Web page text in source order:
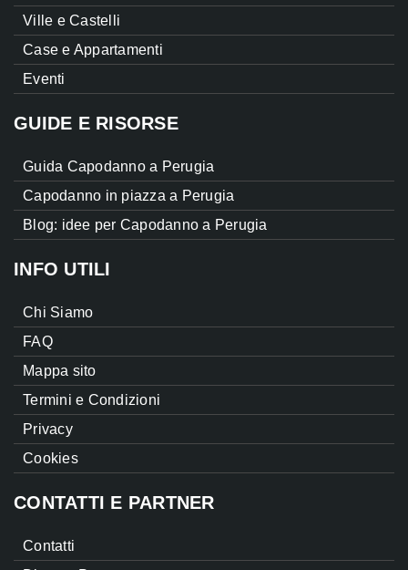
Ville e Castelli
Case e Appartamenti
Eventi
GUIDE E RISORSE
Guida Capodanno a Perugia
Capodanno in piazza a Perugia
Blog: idee per Capodanno a Perugia
INFO UTILI
Chi Siamo
FAQ
Mappa sito
Termini e Condizioni
Privacy
Cookies
CONTATTI E PARTNER
Contatti